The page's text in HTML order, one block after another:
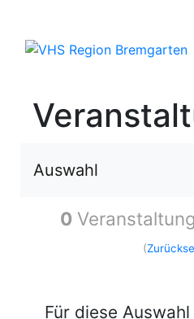
Auswahl
0
(
Für diese